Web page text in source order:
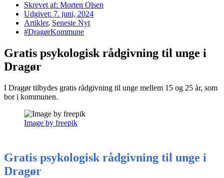
Skrevet af: Morten Olsen
Udgivet: 7. juni, 2024
Artikler, Seneste Nyt
#DragørKommune
Gratis psykologisk rådgivning til unge i
Dragør
I Dragør tilbydes gratis rådgivning til unge mellem 15 og 25 år, som
bor i kommunen.
Image by freepik
Gratis psykologisk rådgivning til unge i
Dragør